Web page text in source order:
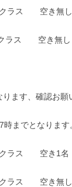
ラス 空き無し
ラス 空き無し
ます、確認お願
までとなります
ラス 空き1名
ラス 空き無し